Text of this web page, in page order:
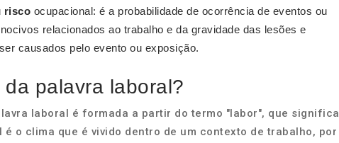
risco ocupacional: é a probabilidade de ocorrência de eventos ou
relacionados ao trabalho e da gravidade das lesões e
causados pelo evento ou exposição.
palavra laboral?
laboral é formada a partir do termo "labor", que significa
o clima que é vivido dentro de um contexto de trabalho, por